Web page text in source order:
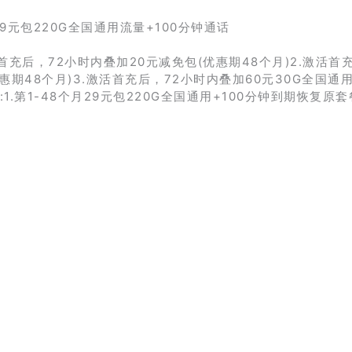
包220G全国通用流量+100分钟通话
充后，72小时内叠加20元减免包(优惠期48个月)2.激活首
期48个月)3.激活首充后，72小时内叠加60元30G全国通
第1-48个月29元包220G全国通用+100分钟到期恢复原套